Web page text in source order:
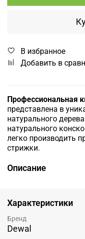
В избранное
Добавить в
Профессиональная
представлена в
натурального
натурального
легко производить
стрижки.
Описание
Характеристики
Бренд
Dewal